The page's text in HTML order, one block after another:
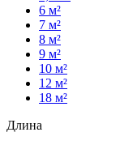
6 м²
7 м²
8 м²
9 м²
10 м²
12 м²
18 м²
Длина